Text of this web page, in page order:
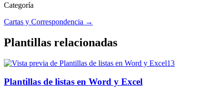
Categoría
Cartas y Correspondencia →
Plantillas relacionadas
13
Plantillas de listas en Word y Excel